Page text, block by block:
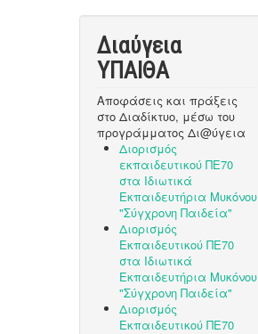
Διαύγεια
ΥΠΑΙΘA
Αποφάσεις και πράξεις
στο Διαδίκτυο, μέσω του
προγράμματος Δι@ύγεια
Διορισμός
εκπαιδευτικού ΠΕ70
στα Ιδιωτικά
Εκπαιδευτήρια Μυκόνου
"Σύγχρονη Παιδεία"
Διορισμός
Εκπαιδευτικού ΠΕ70
στα Ιδιωτικά
Εκπαιδευτήρια Μυκόνου
"Σύγχρονη Παιδεία"
Διορισμός
Εκπαιδευτικού ΠΕ70